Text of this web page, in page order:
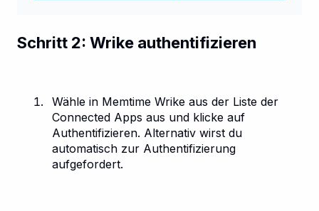
Schritt 2: Wrike authentifizieren
Wähle in Memtime Wrike aus der Liste der
Connected Apps aus und klicke auf
Authentifizieren. Alternativ wirst du
automatisch zur Authentifizierung
aufgefordert.